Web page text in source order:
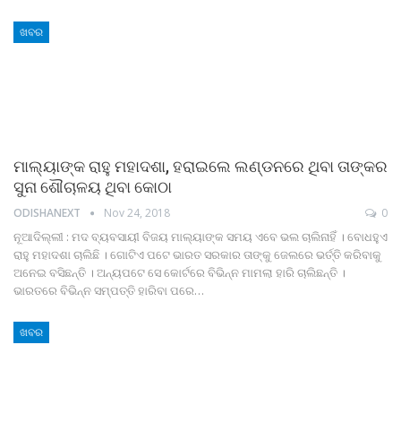
ଖବର
ମାଲ୍ୟାଙ୍କ ରାହୁ ମହାଦଶା, ହରାଇଲେ ଲଣ୍ଡନରେ ଥିବା ତାଙ୍କର
ସୁନା ଶୌଚାଳୟ ଥିବା କୋଠା
ODISHANEXT Nov 24, 2018 0
ନୂଆଦିଲ୍ଲୀ : ମଦ ବ୍ୟବସାୟୀ ବିଜୟ ମାଲ୍ୟାଙ୍କ ସମୟ ଏବେ ଭଲ ଚାଲିନାହିଁ । ବୋଧହୁଏ
ରାହୁ ମହାଦଶା ଚାଲିଛି । ଗୋଟିଏ ପଟେ ଭାରତ ସରକାର ତାଙ୍କୁ ଜେଲରେ ଭର୍ତ୍ତି କରିବାକୁ
ଅନେଇ ବସିଛନ୍ତି । ଅନ୍ୟପଟେ ସେ କୋର୍ଟରେ ବିଭିନ୍ନ ମାମଲା ହାରି ଚାଲିଛନ୍ତି ।
ଭାରତରେ ବିଭିନ୍ନ ସମ୍ପତ୍ତି ହାରିବା ପରେ…
ଖବର